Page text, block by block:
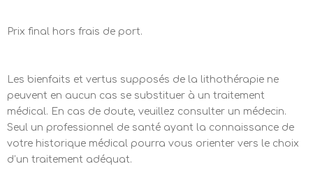
Prix final hors frais de port.
Les bienfaits et vertus supposés de la lithothérapie ne
peuvent en aucun cas se substituer à un traitement
médical. En cas de doute, veuillez consulter un médecin.
Seul un professionnel de santé ayant la connaissance de
votre historique médical pourra vous orienter vers le choix
d’un traitement adéquat.